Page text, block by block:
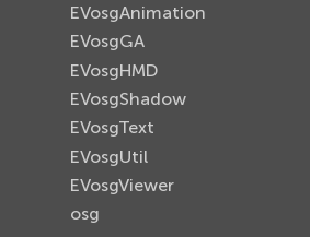
EVosgAnimation
EVosgGA
EVosgHMD
EVosgShadow
EVosgText
EVosgUtil
EVosgViewer
osg